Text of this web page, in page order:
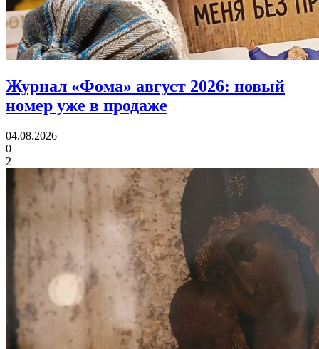
Журнал «Фома» август 2026: новый
номер уже в продаже
04.08.2026
0
2